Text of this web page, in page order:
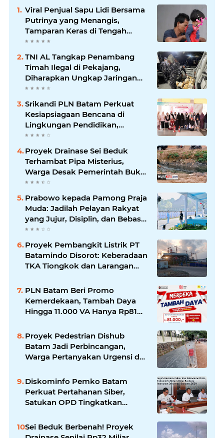
Viral Penjual Sapu Lidi Bersama
Putrinya yang Menangis,
Tamparan Keras di Tengah
Maraknya Korupsi
TNI AL Tangkap Penambang
Timah Ilegal di Pekajang,
Diharapkan Ungkap Jaringan
hingga Dalang Utama
Srikandi PLN Batam Perkuat
Kesiapsiagaan Bencana di
Lingkungan Pendidikan,
Serahkan APAR dan Rambu K3
Proyek Drainase Sei Beduk
Terhambat Pipa Misterius,
Warga Desak Pemerintah Buka
Hasil Uji Sampel Air
Prabowo kepada Pamong Praja
Muda: Jadilah Pelayan Rakyat
yang Jujur, Disiplin, dan Bebas
Korupsi
Proyek Pembangkit Listrik PT
Batamindo Disorot: Keberadaan
TKA Tiongkok dan Larangan
Perhatian
PLN Batam Beri Promo
Kemerdekaan, Tambah Daya
Hingga 11.000 VA Hanya Rp81
Proyek Pedestrian Dishub
Batam Jadi Perbincangan,
Warga Pertanyakan Urgensi dan
Diskominfo Pemko Batam
Perkuat Pertahanan Siber,
Satukan OPD Tingkatkan
Pemerintah
Sei Beduk Berbenah! Proyek